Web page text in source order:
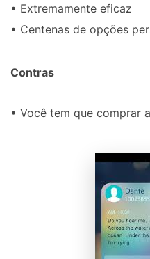
• Extremamente eficaz
• Centenas de opções
Contras
• Você tem que comprar